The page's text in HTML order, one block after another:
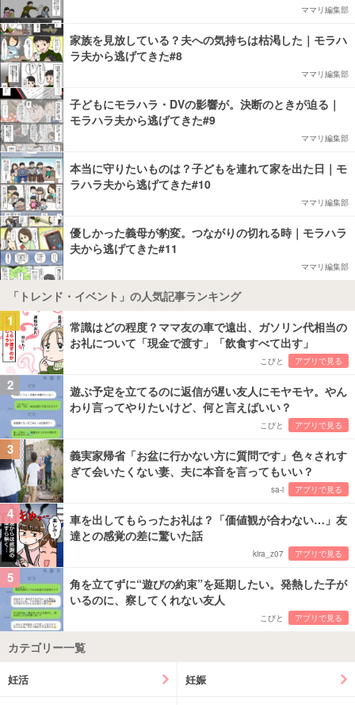
ママリ編集部
家族を見放している？夫への気持ちは枯渇した｜モラハ
ラ夫から逃げてきた#8
ママリ編集部
子どもにモラハラ・DVの影響が。決断のときが迫る｜
モラハラ夫から逃げてきた#9
ママリ編集部
本当に守りたいものは？子どもを連れて家を出た日｜モ
ラハラ夫から逃げてきた#10
ママリ編集部
優しかった義母が豹変。つながりの切れる時｜モラハラ
夫から逃げてきた#11
ママリ編集部
「トレンド・イベント」の人気記事ランキング
1
常識はどの程度？ママ友の車で遠出、ガソリン代相当の
お礼について「現金で渡す」「飲食すべて出す」
こびと アプリで見る
2
遊ぶ予定を立てるのに返信が遅い友人にモヤモヤ。やん
わり言ってやりたいけど、何と言えばいい？
こびと アプリで見る
3
義実家帰省「お盆に行かない方に質問です」色々されす
ぎて会いたくない妻、夫に本音を言ってもいい？
sa-i アプリで見る
4
車を出してもらったお礼は？「価値観が合わない…」友
達との感覚の差に驚いた話
kira_z07 アプリで見る
5
角を立てずに“遊びの約束”を延期したい。発熱した子が
いるのに、察してくれない友人
こびと アプリで見る
カテゴリー一覧
妊活 妊娠